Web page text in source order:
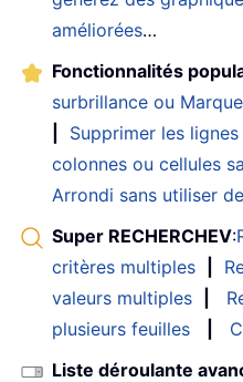
améliorées…
Fonctionnalités
surbrillance ou
Supprimer les
colonnes ou cellules
Arrondi sans utiliser
Super RECHERCHEV:
critères multiples
valeurs multiples
plusieurs feuilles
Liste déroulante